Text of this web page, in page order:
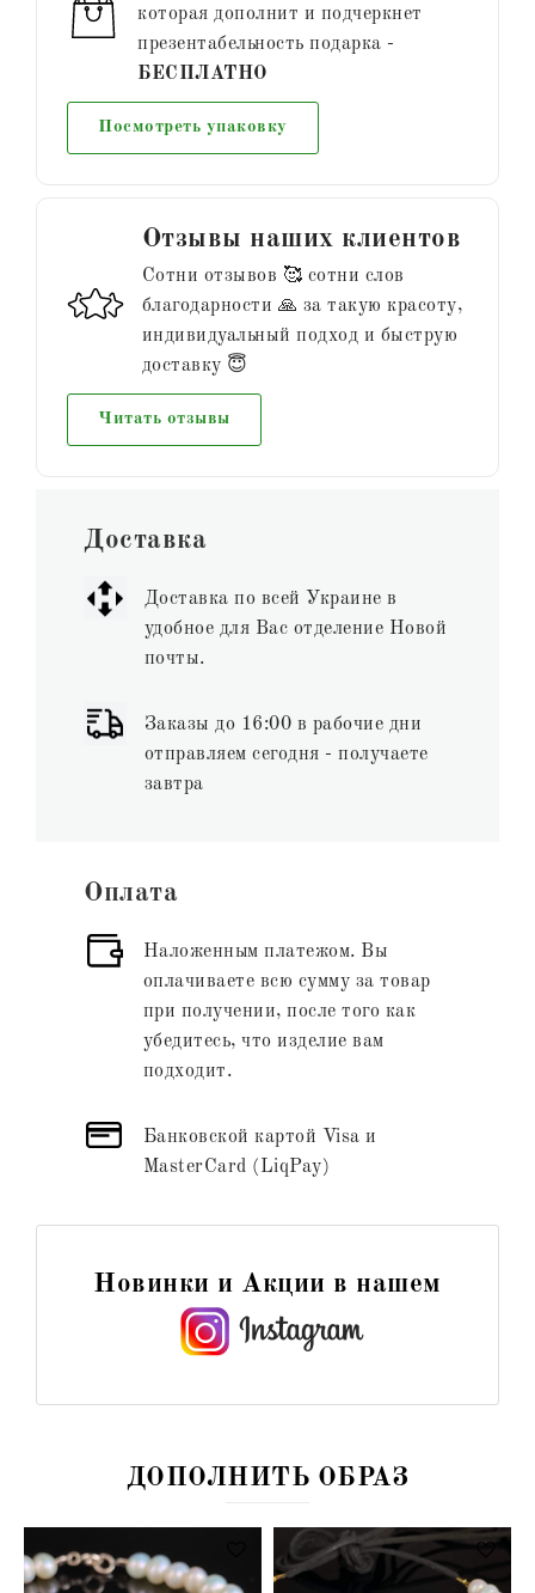
которая дополнит и подчеркнет
презентабельность подарка -
БЕСПЛАТНО
Посмотреть упаковку
Отзывы наших клиентов
Сотни отзывов 🥰 сотни слов
благодарности 🙏 за такую красоту,
индивидуальный подход и быструю
доставку 😇
Читать отзывы
Доставка
Доставка по всей Украине в
удобное для Вас отделение Новой
почты.
Заказы до 16:00 в рабочие дни
отправляем сегодня - получаете
завтра
Оплата
Наложенным платежом. Вы
оплачиваете всю сумму за товар
при получении, после того как
убедитесь, что изделие вам
подходит.
Банковской картой Visa и
MasterCard (LiqPay)
Новинки и Акции в нашем
ДОПОЛНИТЬ ОБРАЗ